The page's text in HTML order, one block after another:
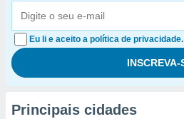
Eu li e aceito a política de privacidade.
Principais cidades